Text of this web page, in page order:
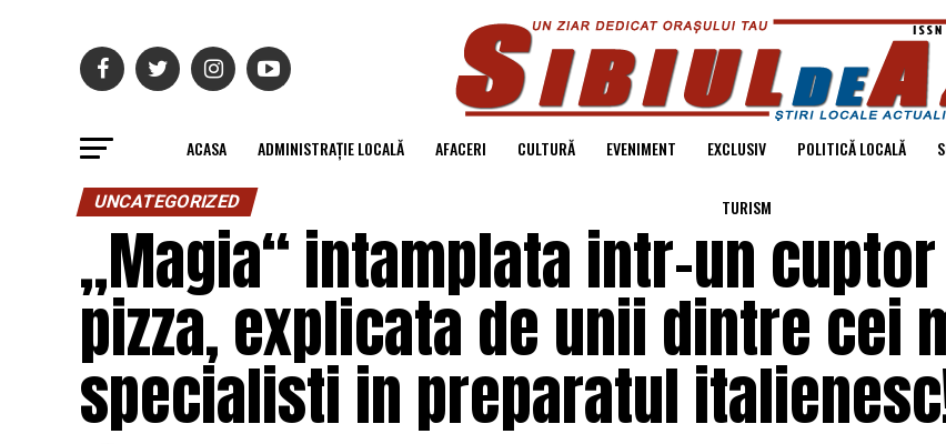
ACASA ADMINISTRAȚIE LOCALĂ AFACERI CULTURĂ EVENIMENT EXCLUSIV POLITICĂ LOCALĂ
TURISM
UNCATEGORIZED
„Magia“ intamplata intr-un
pizza, explicata de unii dintre cei
specialisti in preparatul